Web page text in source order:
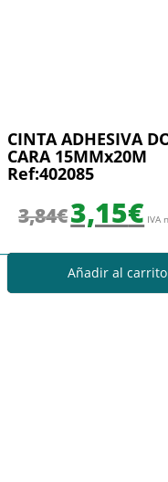
CINTA ADHESIVA
CARA 15MMx20M
Ref:402085
3,84€3,15€ IVA
Añadir al carrito